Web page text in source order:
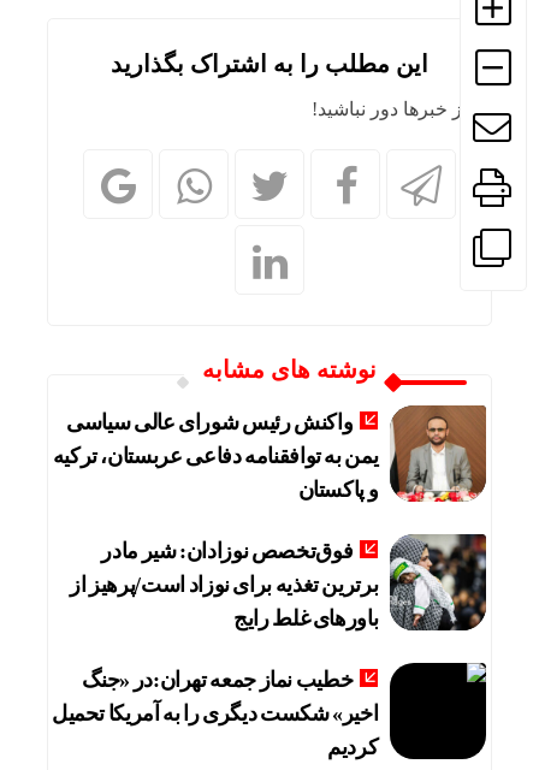
این مطلب را به اشتراک بگذارید
از خبرها دور نباشید!
نوشته های مشابه
واکنش رئیس شورای عالی سیاسی
یمن به توافقنامه دفاعی عربستان، ترکیه
و پاکستان
فوق‌تخصص نوزادان: شیر مادر
برترین تغذیه برای نوزاد است/پرهیز از
باورهای غلط رایج
خطیب نماز جمعه تهران:در «جنگ
اخیر» شکست دیگری را به آمریکا تحمیل
کردیم